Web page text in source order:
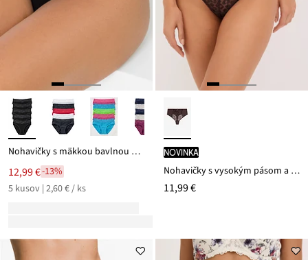
Nohavičky s mäkkou bavlnou a čipkou (5 ks)
12,99 €-13%
5 kusov | 2,60 € / ks
novinka
Nohavičky s vysokým pásom a výšivkou
11,99 €